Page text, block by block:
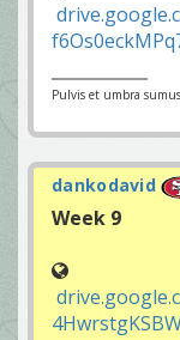
Pulvis et umbra
dankodavid
Week 9